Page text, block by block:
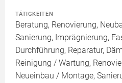
TÄTIGKEITEN
Beratung, Renovierung,
Sanierung, Imprägnierung,
Durchführung, Reparatur,
Reinigung / Wartung,
Neueinbau / Montage,